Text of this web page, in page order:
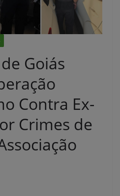
Goiás
Contra Ex-
Crimes de